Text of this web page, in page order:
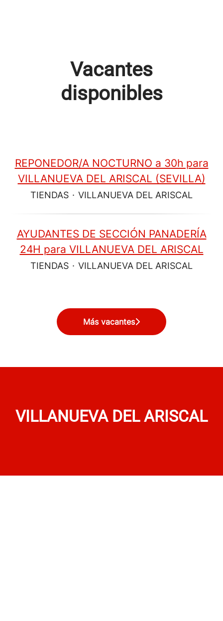
Vacantes
disponibles
REPONEDOR/A NOCTURNO a 30h para
VILLANUEVA DEL ARISCAL (SEVILLA)
TIENDAS · VILLANUEVA DEL ARISCAL
AYUDANTES DE SECCIÓN PANADERÍA
24H para VILLANUEVA DEL ARISCAL
TIENDAS · VILLANUEVA DEL ARISCAL
Más vacantes
VILLANUEVA DEL ARISCAL